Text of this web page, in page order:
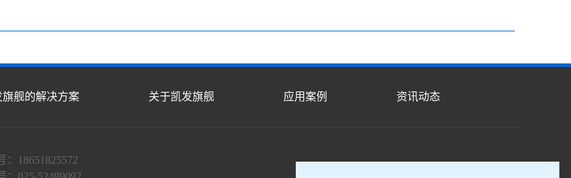
旗舰的解决方案 关于凯发旗舰 应用案例 资讯动态
：18651825572